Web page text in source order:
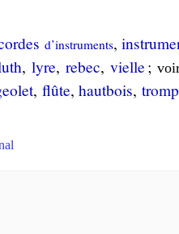
d’ins­tru­ments,
,lyre,re­bec,vielle;
, flûte,haut­bois,